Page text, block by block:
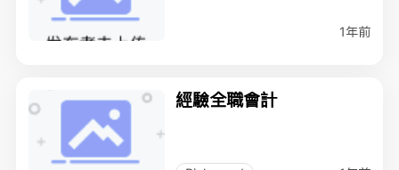
1年前
經驗全職會計